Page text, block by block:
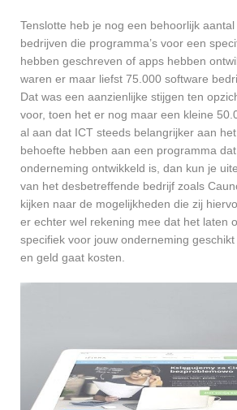
Tenslotte heb je nog een behoorlijk
bedrijven die programma’s voor een
hebben geschreven of apps hebben
waren er maar liefst 75.000 software
Dat was een aanzienlijke stijgen ten
voor, toen het er nog maar een kleine
al aan dat ICT steeds belangrijker aan
behoefte hebben aan een programma
onderneming ontwikkeld is, dan kun je
van het desbetreffende bedrijf zoals
kijken naar de mogelijkheden die zij
er echter wel rekening mee dat het laten
specifiek voor jouw onderneming
en geld gaat kosten.